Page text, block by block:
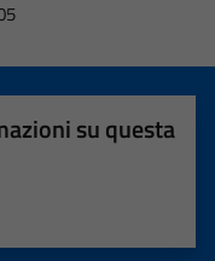
su questa